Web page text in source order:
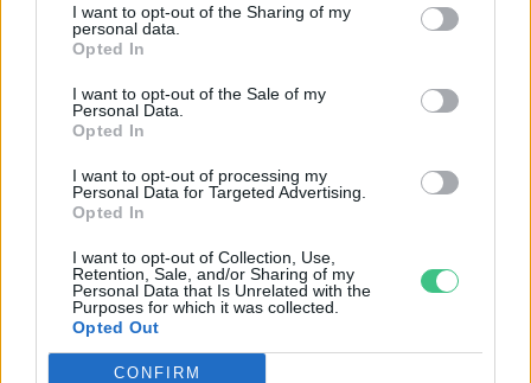
I want to opt-out of the Sharing of my
personal data.
Opted In
I want to opt-out of the Sale of my
Personal Data.
Opted In
I want to opt-out of processing my
Personal Data for Targeted Advertising.
Opted In
I want to opt-out of Collection, Use,
Retention, Sale, and/or Sharing of my
Personal Data that Is Unrelated with the
Purposes for which it was collected.
Opted Out
CONFIRM
Elképesztő felvétel mutatja meg,
kiszáradó Duna között